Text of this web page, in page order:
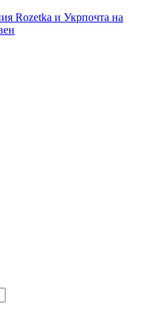
Rozetka и Укрпочта на